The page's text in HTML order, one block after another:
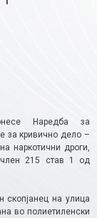
Наредба за
за кривично дело –
наркотични дроги,
член 215 став 1 од
на улица
во полиетиленски